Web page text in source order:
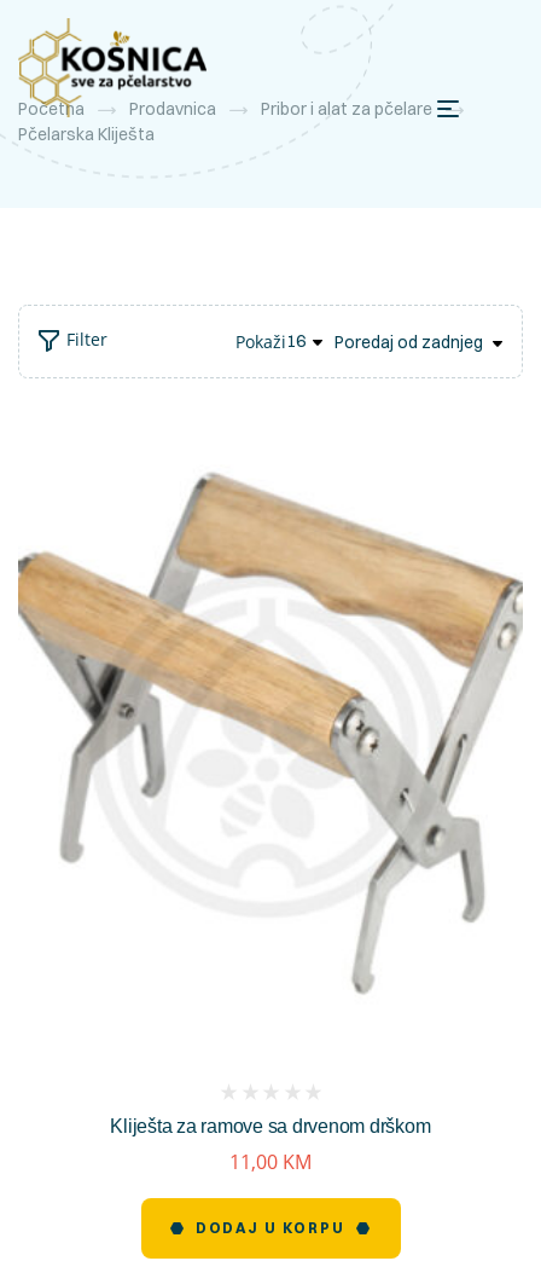
Početna Prodavnica
Pribor i alat za pčelare
Pčelarska Kliješta
Filter Pokaži
Kliješta za ramove sa drvenom drškom
reviews)
11,00 KM
DODAJ U KORPU